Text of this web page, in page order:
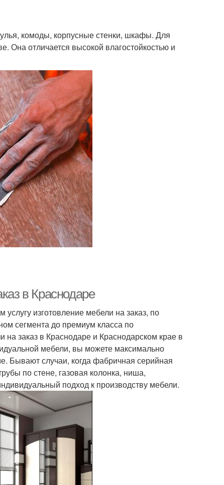
комоды, корпусные стенки, шкафы. Для
Она отличается высокой влагостойкостью и
в Краснодаре
изготовление мебели на заказ, по
сегмента до премиум класса по
заказ в Краснодаре и Краснодарском крае в
мебели, вы можете максимально
Бывают случаи, когда фабричная серийная
по стене, газовая колонка, ниша,
подход к производству мебели.